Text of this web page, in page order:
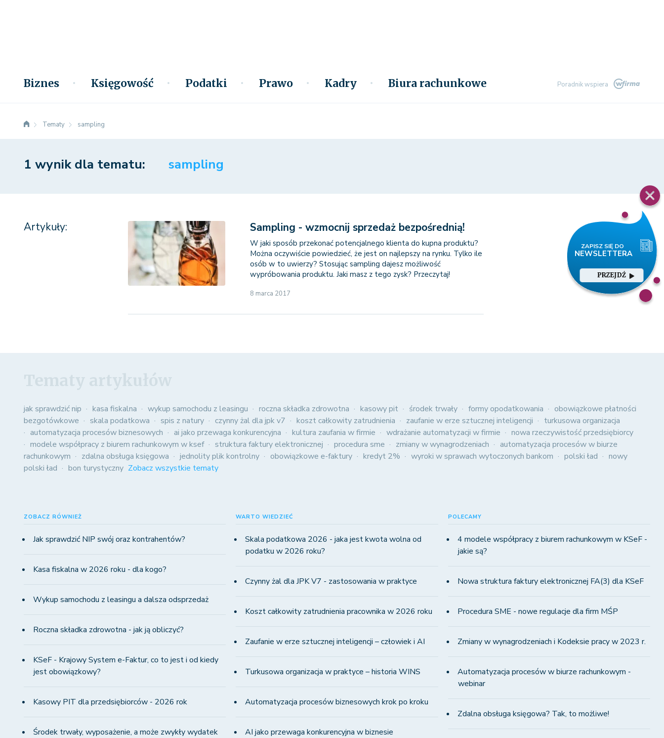
Biznes Księgowość Podatki Prawo Kadry Biura rachunkowe Poradnik wspiera
PRZEJDŹ
Tematy sampling
1 wynik dla tematu: sampling
Artykuły: Sampling - wzmocnij sprzedaż bezpośrednią!
W jaki sposób przekonać potencjalnego klienta do kupna produktu?
Można oczywiście powiedzieć, że jest on najlepszy na rynku. Tylko ile
osób w to uwierzy? Stosując sampling dajesz możliwość
wypróbowania produktu. Jaki masz z tego zysk? Przeczytaj!
8 marca 2017
jak sprawdzić nip kasa fiskalna wykup samochodu z leasingu roczna składka zdrowotna kasowy pit środek trwały formy opodatkowania
obowiązkowe płatności
bezgotówkowe
skala podatkowa spis z natury czynny żal dla jpk v7 koszt całkowity zatrudnienia zaufanie w erze sztucznej inteligencji
turkusowa organizacja
automatyzacja procesów biznesowych
ai jako przewaga konkurencyjna kultura zaufania w firmie wdrażanie automatyzacji w firmie
nowa rzeczywistość przedsiębiorcy
modele współpracy z biurem rachunkowym w ksef
struktura faktury elektronicznej procedura sme zmiany w wynagrodzeniach
automatyzacja procesów w biurze
rachunkowym
zdalna obsługa księgowa jednolity plik kontrolny obowiązkowe e-faktury kredyt 2% wyroki w sprawach wytoczonych bankom polski ład
nowy
polski ład
bon turystyczny Zobacz wszystkie tematy
ZOBACZ RÓWNIEŻ
Jak sprawdzić NIP swój oraz kontrahentów?
Kasa fiskalna w 2026 roku - dla kogo?
Wykup samochodu z leasingu a dalsza odsprzedaż
Roczna składka zdrowotna - jak ją obliczyć?
KSeF - Krajowy System e-Faktur, co to jest i od kiedy
jest obowiązkowy?
Kasowy PIT dla przedsiębiorców - 2026 rok
Środek trwały, wyposażenie, a może zwykły wydatek
WARTO WIEDZIEĆ
Skala podatkowa 2026 - jaka jest kwota wolna od
podatku w 2026 roku?
Czynny żal dla JPK V7 - zastosowania w praktyce
Koszt całkowity zatrudnienia pracownika w 2026 roku
Zaufanie w erze sztucznej inteligencji – człowiek i AI
Turkusowa organizacja w praktyce – historia WINS
Automatyzacja procesów biznesowych krok po kroku
AI jako przewaga konkurencyjna w biznesie
POLECAMY
4 modele współpracy z biurem rachunkowym w KSeF -
jakie są?
Nowa struktura faktury elektronicznej FA(3) dla KSeF
Procedura SME - nowe regulacje dla firm MŚP
Zmiany w wynagrodzeniach i Kodeksie pracy w 2023 r.
Automatyzacja procesów w biurze rachunkowym -
webinar
Zdalna obsługa księgowa? Tak, to możliwe!